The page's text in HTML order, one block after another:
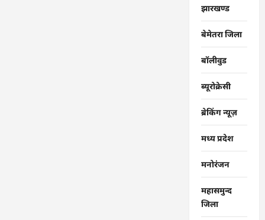
झारखण्ड
बेमेतरा जिला
बॉलीवुड
ब्यूरोक्रेसी
ब्रेकिंग न्यूज़
मध्य प्रदेश
मनोरंजन
महासमुन्द
जिला